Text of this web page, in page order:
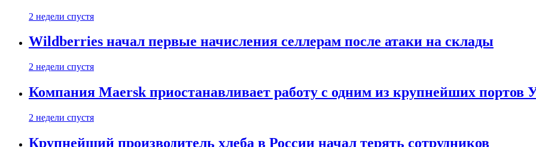
2 недели спустя
Wildberries начал первые начисления селлерам после атаки на склады
2 недели спустя
Компания Maersk приостанавливает работу с одним из крупнейших портов
2 недели спустя
Крупнейший производитель хлеба в России начал терять сотрудников